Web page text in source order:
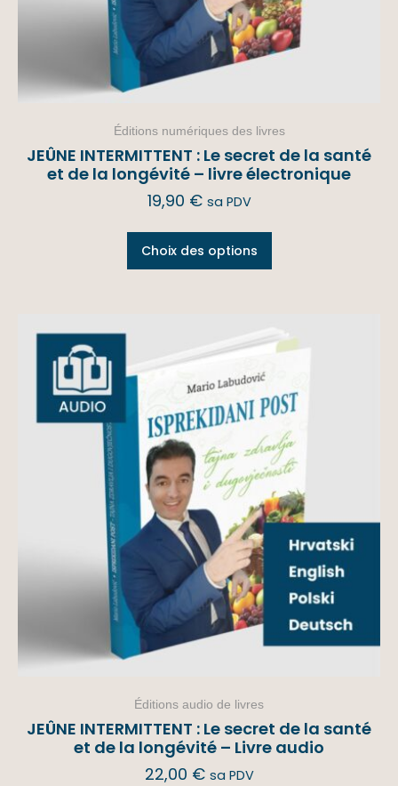
Éditions numériques des livres
JEÛNE INTERMITTENT : Le secret de la santé
et de la longévité – livre électronique
19,90 € sa PDV
Choix des options
Éditions audio de livres
JEÛNE INTERMITTENT : Le secret de la santé
et de la longévité – Livre audio
22,00 € sa PDV